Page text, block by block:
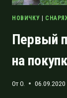
НОВИЧКУ
Первый
на
ОтO. 06.09.2020